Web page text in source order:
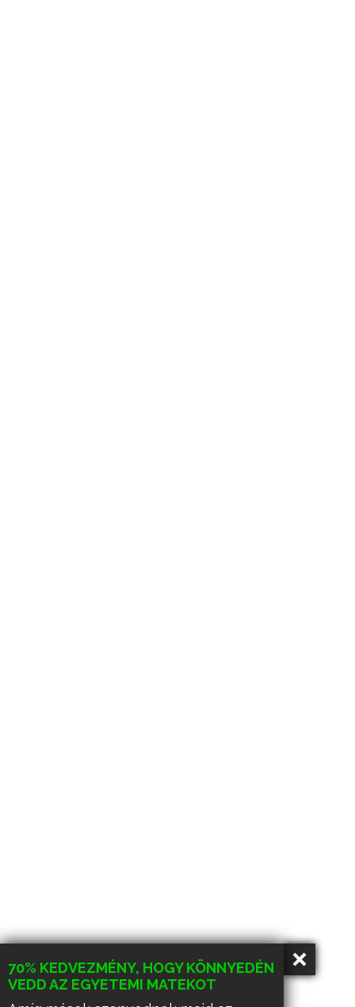
70% KEDVEZMÉNY, HOGY KÖNNYEDÉN
VEDD AZ EGYETEMI MATEKOT